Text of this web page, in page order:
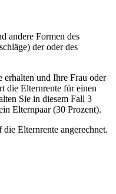
andere Formen des
der oder des
erhalten und Ihre Frau oder
die Elternrente für einen
Sie in diesem Fall 3
Elternpaar (30 Prozent).
Elternrente angerechnet.